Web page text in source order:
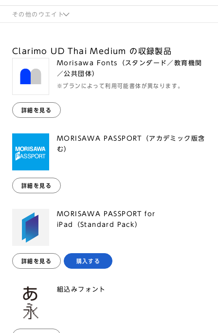
その他のウエイト
Clarimo UD Thai Medium の収録製品
Morisawa Fonts（スタンダード／教育機関
／公共団体）
※プランによって利用可能書体が異なります。
詳細を見る
MORISAWA PASSPORT（アカデミック版含
む）
詳細を見る
MORISAWA PASSPORT for
iPad（Standard Pack）
詳細を見る 購入する
組込みフォント